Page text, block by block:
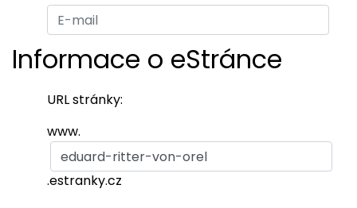
Informace o eStránce
URL stránky:
www.
.estranky.cz